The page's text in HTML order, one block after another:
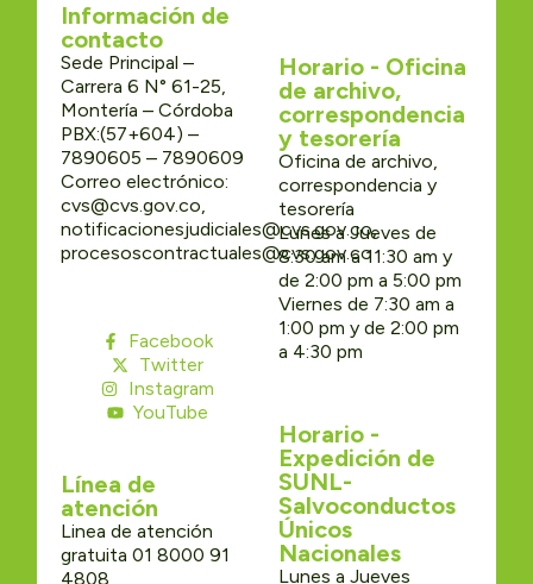
Información de
contacto
Sede Principal –
Carrera 6 N° 61-25,
Montería – Córdoba
PBX:(57+604) –
7890605 – 7890609
Correo electrónico:
cvs@cvs.gov.co,
notificacionesjudiciales@cvs.gov.co,
procesoscontractuales@cvs.gov.co
Facebook
Twitter
Instagram
YouTube
Línea de
atención
Linea de atención
gratuita 01 8000 91
4808
Horario - Oficina
de archivo,
correspondencia
y tesorería
Oficina de archivo,
correspondencia y
tesorería
Lunes a Jueves de
8:30 am a 11:30 am y
de 2:00 pm a 5:00 pm
Viernes de 7:30 am a
1:00 pm y de 2:00 pm
a 4:30 pm
Horario -
Expedición de
SUNL-
Salvoconductos
Únicos
Nacionales
Lunes a Jueves